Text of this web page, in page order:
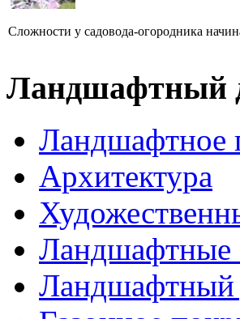
Сложности у садовода-огородника
Ландшафтный
Ландшафтное
Архитектура
Ландшафтные
Ландшафтный